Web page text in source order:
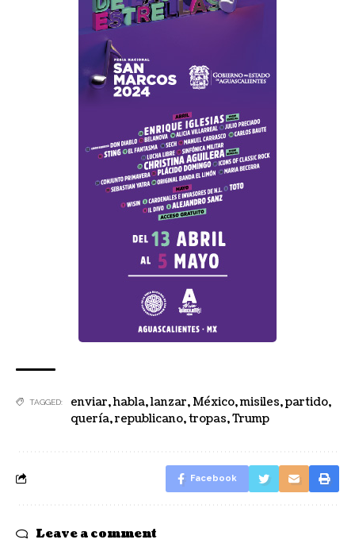
TAGGED: enviar,habla,lanzar,México,misiles,partido,
quería,republicano,tropas,Trump
Facebook
Leave a comment